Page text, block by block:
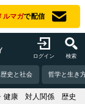
ルマガで配信
ログイン 検索
歴史と社会 哲学と生き
健康 対人関係 歴史